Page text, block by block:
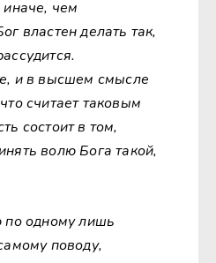
иначе, чем
властен делать так,
и в высшем смысле
считает таковым
состоит в том,
волю Бога такой,
по одному лишь
поводу,